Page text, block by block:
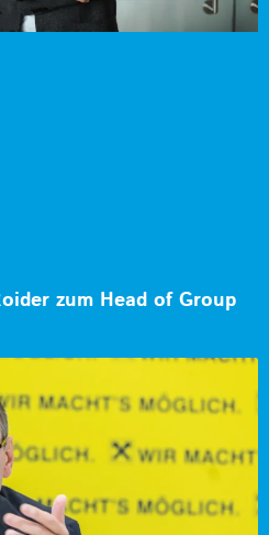
zum Head of Group